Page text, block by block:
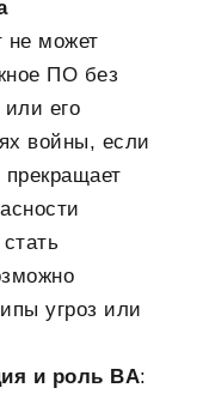
не может
ПО без
его
войны, если
прекращает
угроз или
и роль BA: